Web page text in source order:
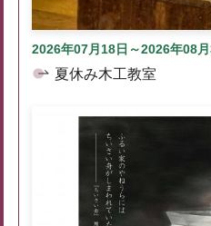
2026年07月18日～2026年08月
夏休み木工教室